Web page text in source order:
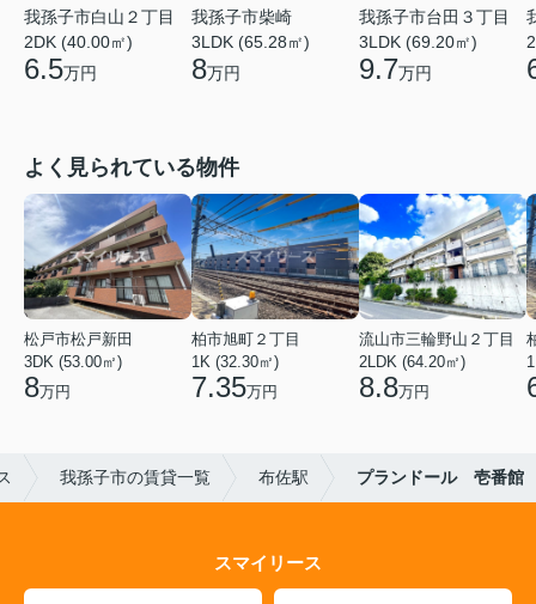
我孫子市白山２丁目
2DK (40.00㎡)
6.5万円
我孫子市柴崎
3LDK (65.28㎡)
8万円
我孫子市台田３丁目
3LDK (69.20㎡)
9.7万円
よく見られている物件
松戸市松戸新田
3DK (53.00㎡)
8万円
柏市旭町２丁目
1K (32.30㎡)
7.35万円
流山市三輪野山２丁目
2LDK (64.20㎡)
8.8万円
我孫子市の賃貸一覧 布佐駅 プランドール 壱番館
スマイリース